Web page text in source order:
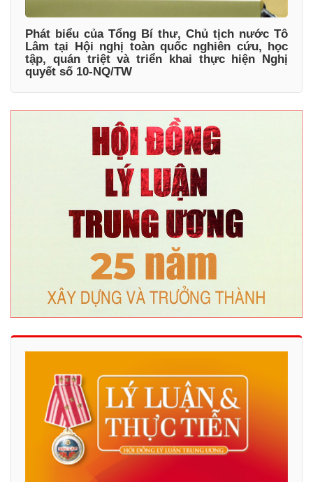
Phát biểu của Tổng Bí thư, Chủ tịch nước Tô
Lâm tại Hội nghị toàn quốc nghiên cứu, học
tập, quán triệt và triển khai thực hiện Nghị
quyết số 10-NQ/TW